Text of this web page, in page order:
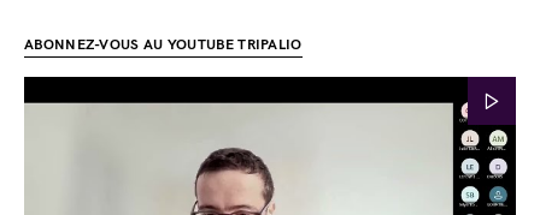
ABONNEZ-VOUS AU YOUTUBE TRIPALIO